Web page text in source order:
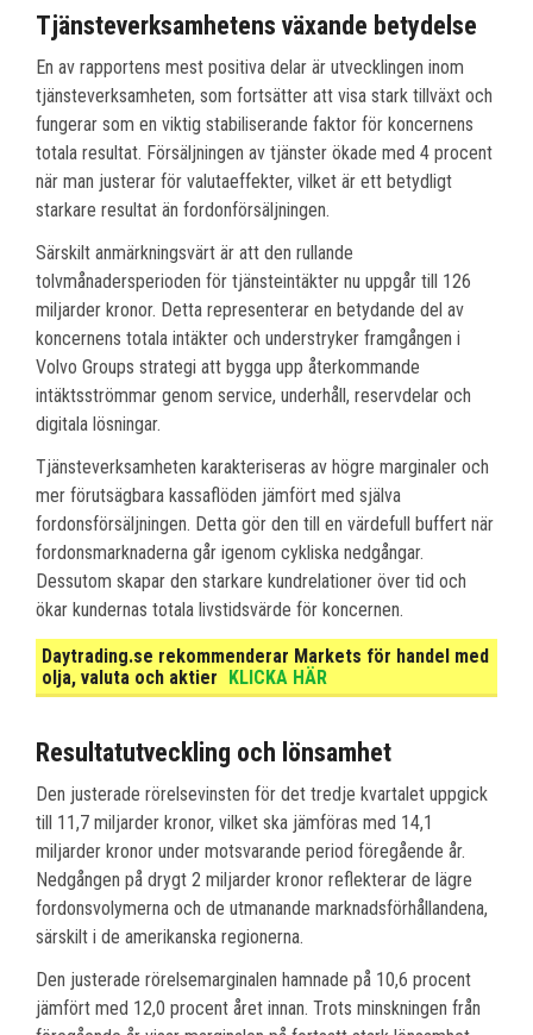
Tjänsteverksamhetens växande betydelse
En av rapportens mest positiva delar är utvecklingen inom
tjänsteverksamheten, som fortsätter att visa stark tillväxt och
fungerar som en viktig stabiliserande faktor för koncernens
totala resultat. Försäljningen av tjänster ökade med 4 procent
när man justerar för valutaeffekter, vilket är ett betydligt
starkare resultat än fordonförsäljningen.
Särskilt anmärkningsvärt är att den rullande
tolvmånadersperioden för tjänsteintäkter nu uppgår till 126
miljarder kronor. Detta representerar en betydande del av
koncernens totala intäkter och understryker framgången i
Volvo Groups strategi att bygga upp återkommande
intäktsströmmar genom service, underhåll, reservdelar och
digitala lösningar.
Tjänsteverksamheten karakteriseras av högre marginaler och
mer förutsägbara kassaflöden jämfört med själva
fordonsförsäljningen. Detta gör den till en värdefull buffert när
fordonsmarknaderna går igenom cykliska nedgångar.
Dessutom skapar den starkare kundrelationer över tid och
ökar kundernas totala livstidsvärde för koncernen.
Daytrading.se rekommenderar Markets för handel med
olja, valuta och aktier
KLICKA HÄR
Resultatutveckling och lönsamhet
Den justerade rörelsevinsten för det tredje kvartalet uppgick
till 11,7 miljarder kronor, vilket ska jämföras med 14,1
miljarder kronor under motsvarande period föregående år.
Nedgången på drygt 2 miljarder kronor reflekterar de lägre
fordonsvolymerna och de utmanande marknadsförhållandena,
särskilt i de amerikanska regionerna.
Den justerade rörelsemarginalen hamnade på 10,6 procent
jämfört med 12,0 procent året innan. Trots minskningen från